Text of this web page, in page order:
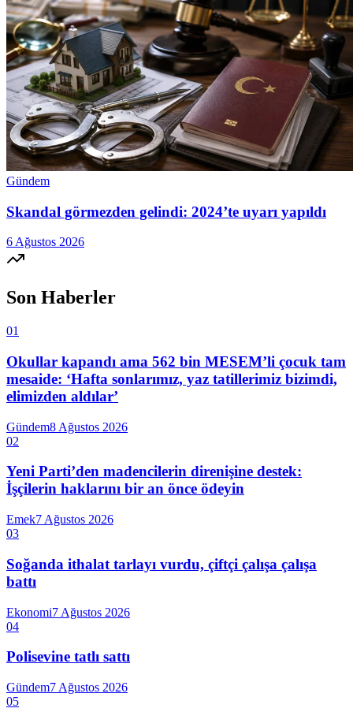
Gündem
Skandal görmezden gelindi: 2024’te uyarı yapıldı
6 Ağustos 2026
Son Haberler
01
Okullar kapandı ama 562 bin MESEM’li çocuk tam
mesaide: ‘Hafta sonlarımız, yaz tatillerimiz bizimdi,
elimizden aldılar’
Gündem8 Ağustos 2026
02
Yeni Parti’den madencilerin direnişine destek:
İşçilerin haklarını bir an önce ödeyin
Emek7 Ağustos 2026
03
Soğanda ithalat tarlayı vurdu, çiftçi çalışa çalışa
battı
Ekonomi7 Ağustos 2026
04
Polisevine tatlı sattı
Gündem7 Ağustos 2026
05